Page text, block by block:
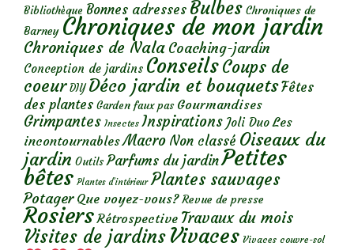
Bibliothèque Bonnes adresses Bulbes Chroniques de
Barney Chroniques de mon jardin
Chroniques de Nala Coaching-jardin
Conception de jardins ConseilsCoups de
coeur DIY Déco jardin et bouquetsFêtes
des plantes Garden faux pas Gourmandises
Grimpantes Insectes Inspirations Joli Duo Les
incontournables Macro Non classé Oiseaux du
jardin Outils Parfums du jardinPetites
bêtes Plantes d’intérieur Plantes sauvages
Potager Que voyez-vous? Revue de presse
Rosiers Rétrospective Travaux du mois
Visites de jardins Vivaces Vivaces couvre-sol